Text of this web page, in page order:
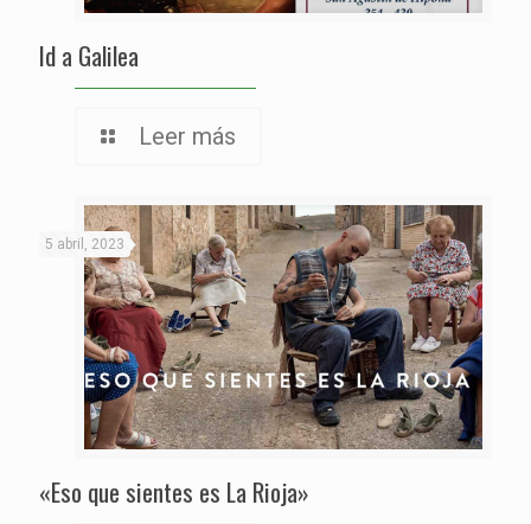
Id a Galilea
Leer más
5 abril, 2023
«Eso que sientes es La Rioja»